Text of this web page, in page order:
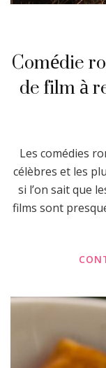
Comédie
de film à
Les comédies
célèbres et les
si l’on sait que
films sont